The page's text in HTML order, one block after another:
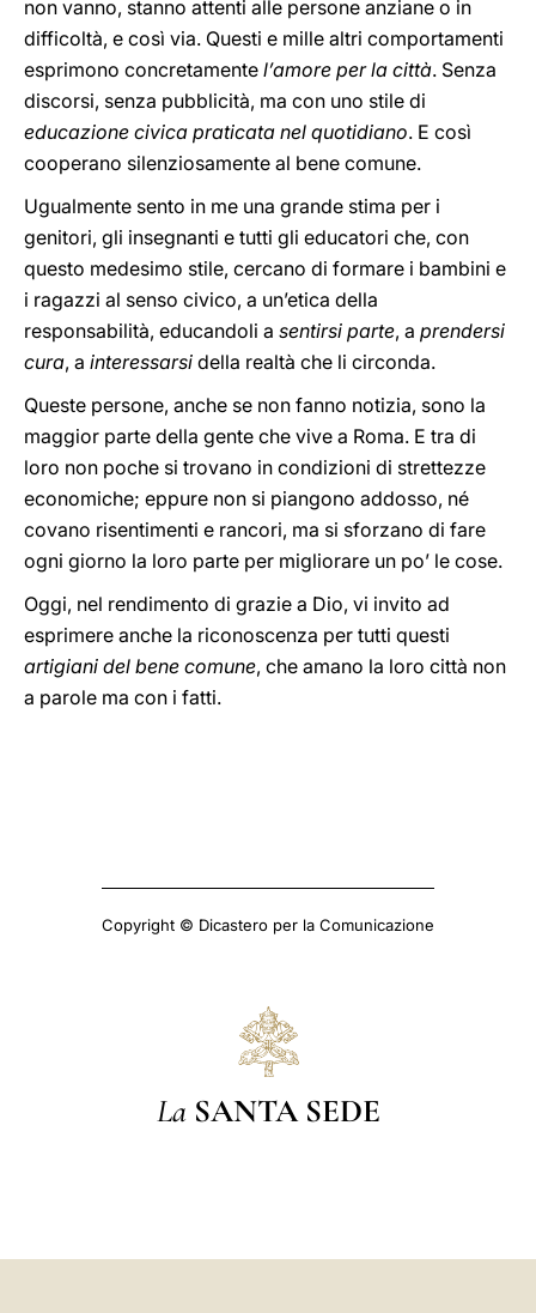
non vanno, stanno attenti alle persone anziane o in
difficoltà, e così via. Questi e mille altri comportamenti
esprimono concretamente l’amore per la città. Senza
discorsi, senza pubblicità, ma con uno stile di
educazione civica praticata nel quotidiano. E così
cooperano silenziosamente al bene comune.
Ugualmente sento in me una grande stima per i
genitori, gli insegnanti e tutti gli educatori che, con
questo medesimo stile, cercano di formare i bambini e
i ragazzi al senso civico, a un’etica della
responsabilità, educandoli a sentirsi parte, a prendersi
cura, a interessarsi della realtà che li circonda.
Queste persone, anche se non fanno notizia, sono la
maggior parte della gente che vive a Roma. E tra di
loro non poche si trovano in condizioni di strettezze
economiche; eppure non si piangono addosso, né
covano risentimenti e rancori, ma si sforzano di fare
ogni giorno la loro parte per migliorare un po’ le cose.
Oggi, nel rendimento di grazie a Dio, vi invito ad
esprimere anche la riconoscenza per tutti questi
artigiani del bene comune, che amano la loro città non
a parole ma con i fatti.
Copyright © Dicastero per la Comunicazione
La SANTA SEDE